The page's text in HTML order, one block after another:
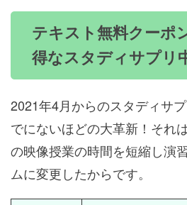
テキスト無料クーポ
得なスタディサプリ
2021年4月からのスタディサ
でにないほどの大革新！それ
の映像授業の時間を短縮し演
ムに変更したからです。